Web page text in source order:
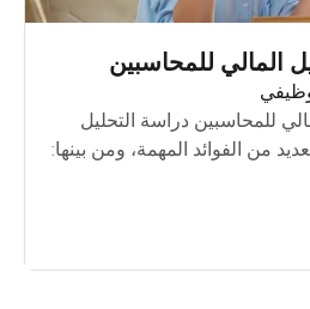
المالي للمحاسبين
للمحاسبين دراسة التحليل
من الفوائد المهمة، ومن بينها: